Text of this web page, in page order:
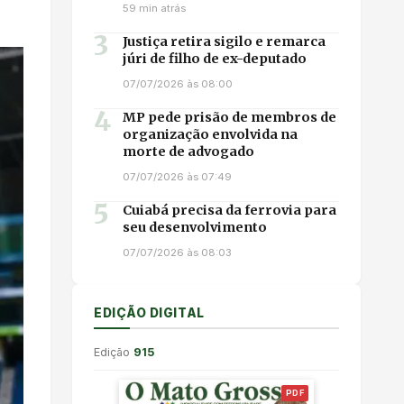
59 min atrás
3
Justiça retira sigilo e remarca
júri de filho de ex-deputado
07/07/2026 às 08:00
4
MP pede prisão de membros de
organização envolvida na
morte de advogado
07/07/2026 às 07:49
5
Cuiabá precisa da ferrovia para
seu desenvolvimento
07/07/2026 às 08:03
EDIÇÃO DIGITAL
Edição 915
PDF